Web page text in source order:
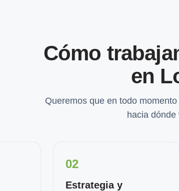
Cómo
en
Queremos que en todo
hacia
02
Estrategia y